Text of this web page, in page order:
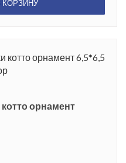
КОРЗИНУ
орнамент